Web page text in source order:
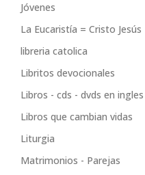
Jóvenes
La Eucaristía = Cristo Jesús
libreria catolica
Libritos devocionales
Libros - cds - dvds en ingles
Libros que cambian vidas
Liturgia
Matrimonios - Parejas